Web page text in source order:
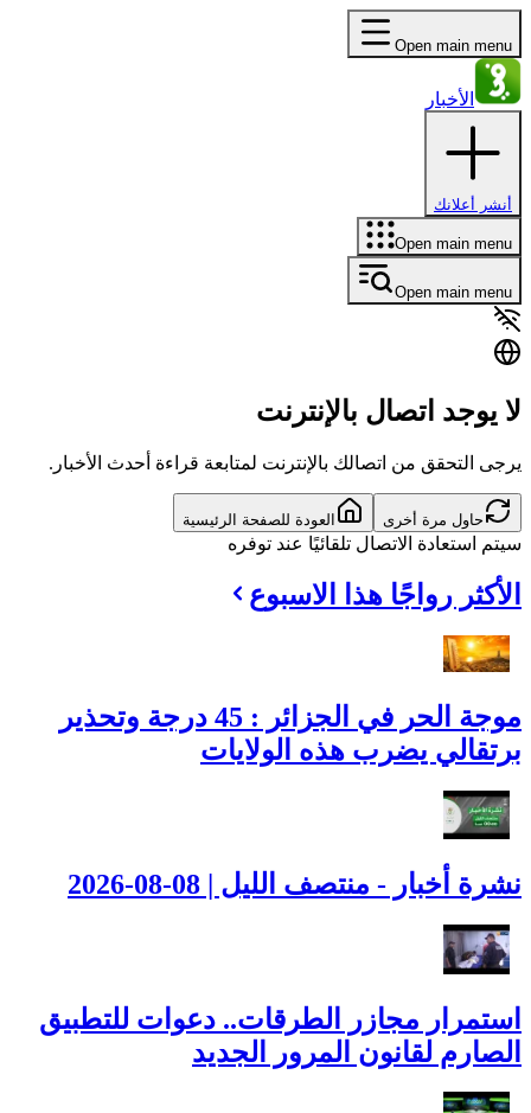
Open main menu
الأخبار
أنشر أعلانك
Open main menu
Open main menu
لا يوجد اتصال بالإنترنت
يرجى التحقق من اتصالك بالإنترنت لمتابعة قراءة أحدث الأخبار.
حاول مرة أخرى العودة للصفحة الرئيسية
سيتم استعادة الاتصال تلقائيًا عند توفره
الأكثر رواجًا هذا الاسبوع
موجة الحر في الجزائر : 45 درجة وتحذير
برتقالي يضرب هذه الولايات
نشرة أخبار - منتصف الليل | 08-08-2026
استمرار مجازر الطرقات.. دعوات للتطبيق
الصارم لقانون المرور الجديد